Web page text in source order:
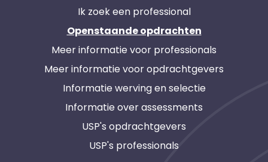
Ik zoek een professional
Openstaande opdrachten
Meer informatie voor professionals
Meer informatie voor opdrachtgevers
Informatie werving en selectie
Informatie over assessments
USP's opdrachtgevers
USP's professionals